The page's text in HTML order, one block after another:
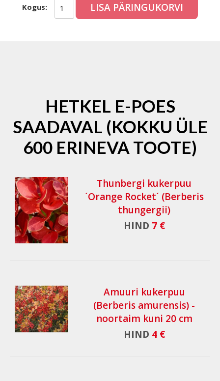
Kogus: LISA PÄRINGUKORVI
HETKEL E-POES
SAADAVAL (KOKKU ÜLE
600 ERINEVA TOOTE)
Thunbergi kukerpuu
´Orange Rocket´ (Berberis
thungergii)
HIND 7 €
Amuuri kukerpuu
(Berberis amurensis) -
noortaim kuni 20 cm
HIND 4 €